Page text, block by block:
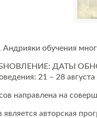
обучения
ДАТЫ
21 – 28 августа
направлена на
является авторская